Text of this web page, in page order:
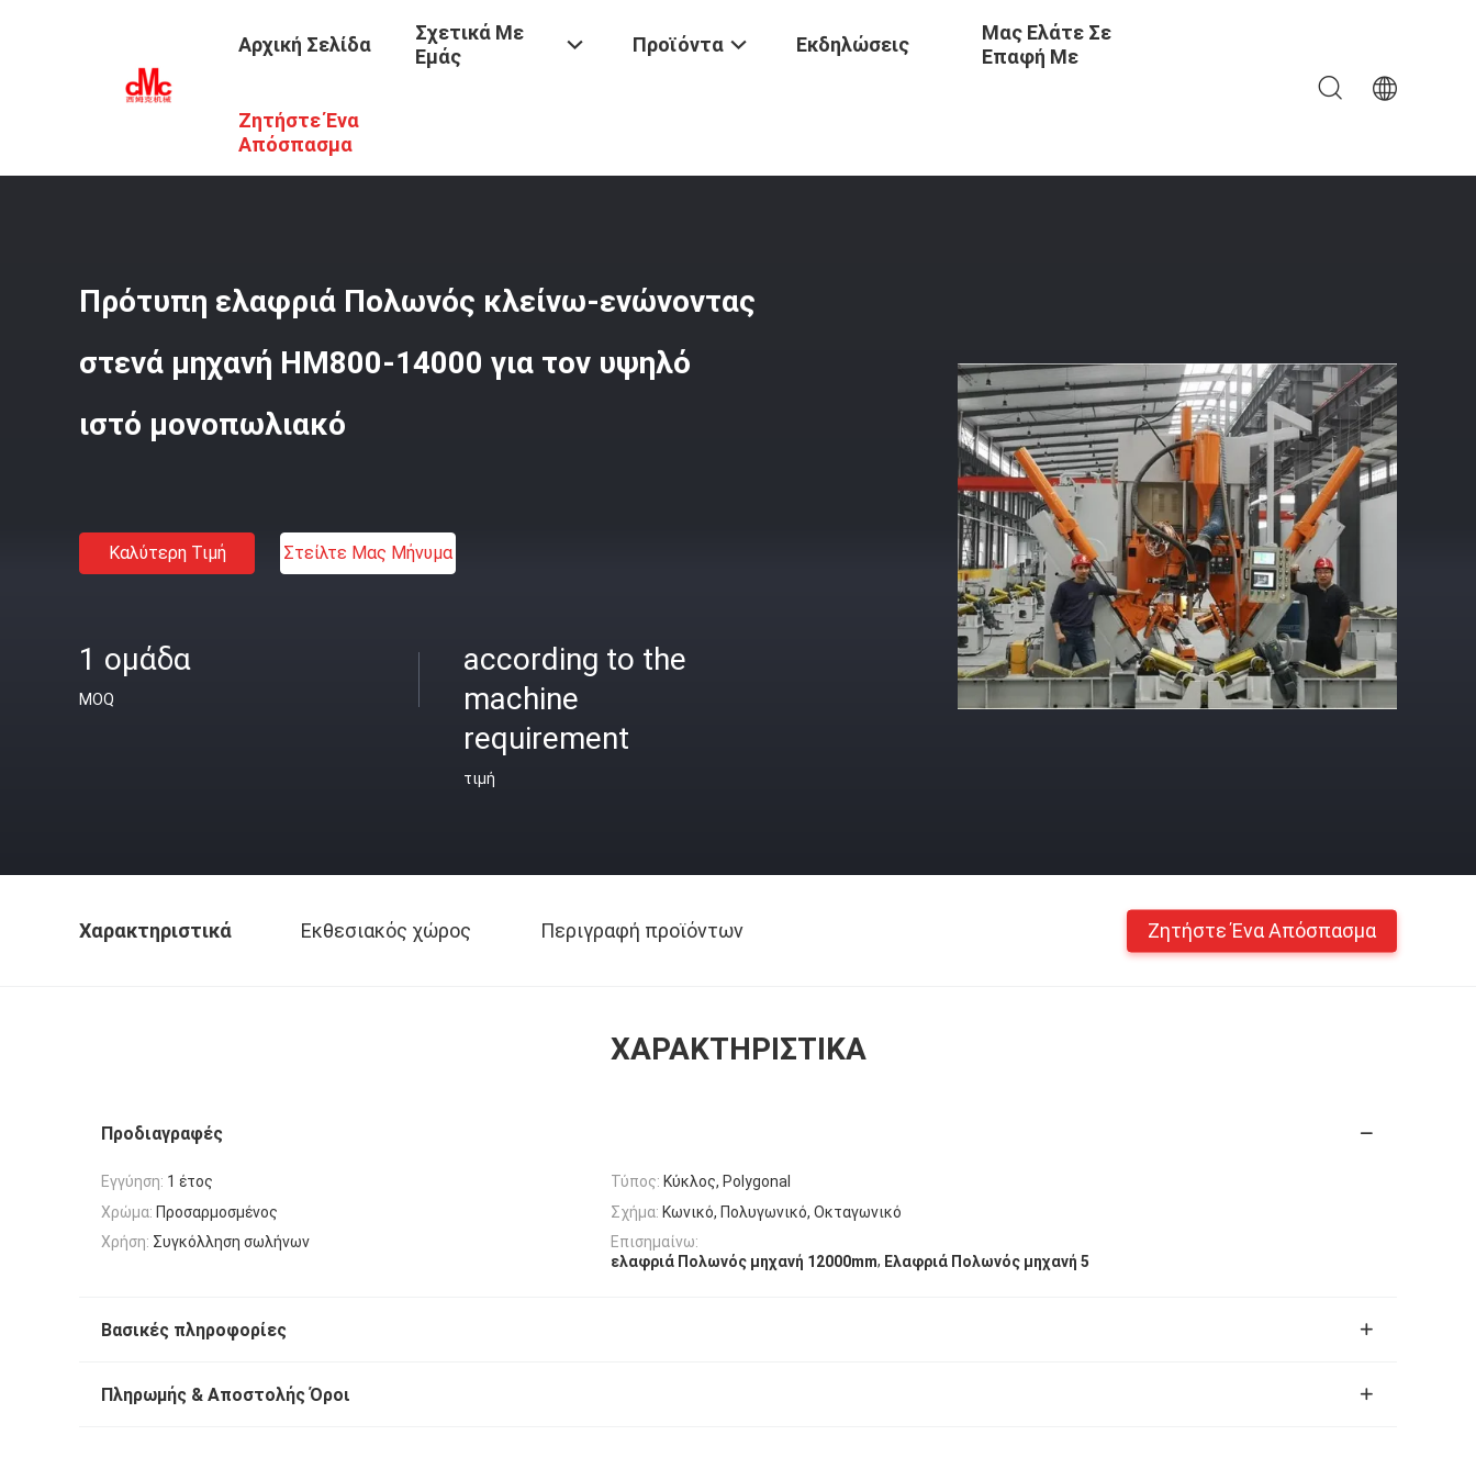
Αρχική Σελίδα
Σχετικά Με
Εμάς
Προϊόντα Εκδηλώσεις
Μας Ελάτε Σε
Επαφή Με
Ζητήστε Ένα
Απόσπασμα
Προϊόντα / Ελαφριά Κλείνω-Ενώνοντας Στενά Μηχανή Πολωνού
Πρότυπη ελαφριά Πολωνός κλείνω-ενώνοντας
στενά μηχανή HM800-14000 για τον υψηλό
ιστό μονοπωλιακό
Καλύτερη Τιμή Στείλτε Μας Μήνυμα
1 ομάδα
MOQ
according to the
machine
requirement
τιμή
Χαρακτηριστικά Εκθεσιακός χώρος Περιγραφή προϊόντων Ζητήστε Ένα Απόσπασμα
ΧΑΡΑΚΤΗΡΙΣΤΙΚΆ
Προδιαγραφές
Εγγύηση: 1 έτος Τύπος: Κύκλος, Polygonal
Χρώμα: Προσαρμοσμένος Σχήμα: Κωνικό, Πολυγωνικό, Οκταγωνικό
Χρήση: Συγκόλληση σωλήνων
Επισημαίνω:
ελαφριά Πολωνός μηχανή 12000mm, Ελαφριά Πολωνός μηχανή 5
Βασικές πληροφορίες
Πληρωμής & Αποστολής Όροι